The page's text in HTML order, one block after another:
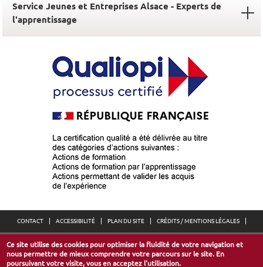
Service Jeunes et Entreprises Alsace - Experts de
l'apprentissage
CONTACT ACCESSIBILITÉ PLAN DU SITE CRÉDITS / MENTIONS LÉGALES
Espace Européen de l’Entreprise
30, avenue de l’Europe - 67300 Schiltigheim
Ce site utilise des cookies pour optimiser la fluidité de votre navigation et
nous permettre de mieux comprendre votre parcours sur le site. En
poursuivant votre visite, vous en acceptez l'utilisation.